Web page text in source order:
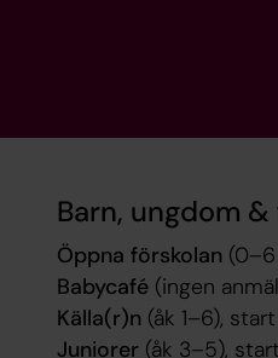
Barn, ungdom
Öppna förskolan(0–6
Babycafé(ingen
Källa(r)n(åk 1–6), start
Juniorer (åk 3–5),